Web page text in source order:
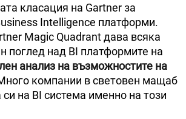
класация на Gartner за
Intelligence платформи.
Magic Quadrant дава всяка
поглед над BI платформите на
анализ на възможностите на
компании в световен мащаб
на BI система именно на този